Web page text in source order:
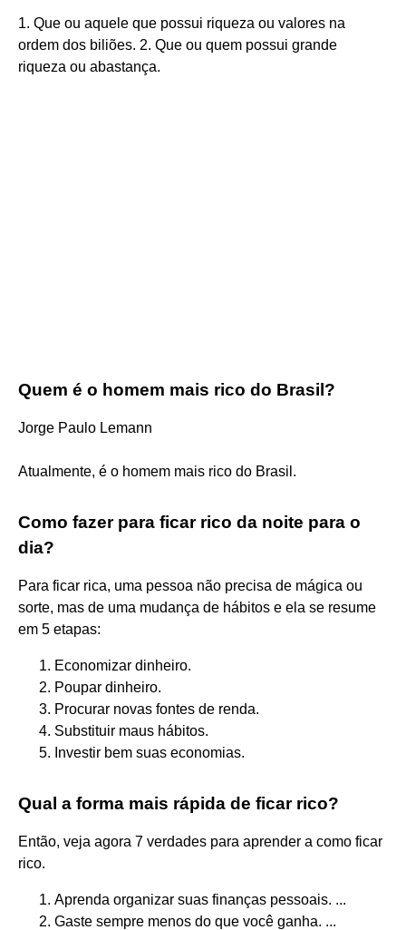
1. Que ou aquele que possui riqueza ou valores na
ordem dos biliões. 2. Que ou quem possui grande
riqueza ou abastança.
Quem é o homem mais rico do Brasil?
Jorge Paulo Lemann
Atualmente, é o homem mais rico do Brasil.
Como fazer para ficar rico da noite para o
dia?
Para ficar rica, uma pessoa não precisa de mágica ou
sorte, mas de uma mudança de hábitos e ela se resume
em 5 etapas:
Economizar dinheiro.
Poupar dinheiro.
Procurar novas fontes de renda.
Substituir maus hábitos.
Investir bem suas economias.
Qual a forma mais rápida de ficar rico?
Então, veja agora 7 verdades para aprender a como ficar
rico.
Aprenda organizar suas finanças pessoais. ...
Gaste sempre menos do que você ganha. ...